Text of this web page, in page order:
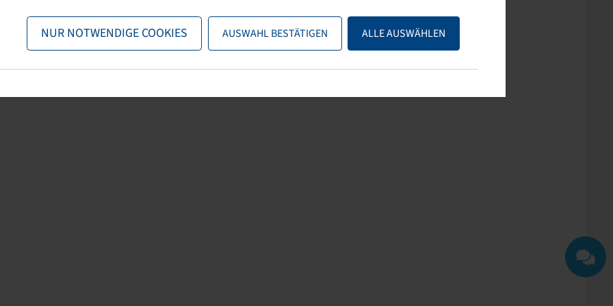
NUR NOTWENDIGE COOKIES AUSWAHL BESTÄTIGEN ALLE AUSWÄHLEN
nun entweder
, die Suchfunktionen des Shops nutzen oder uns
direkt kontaktieren.